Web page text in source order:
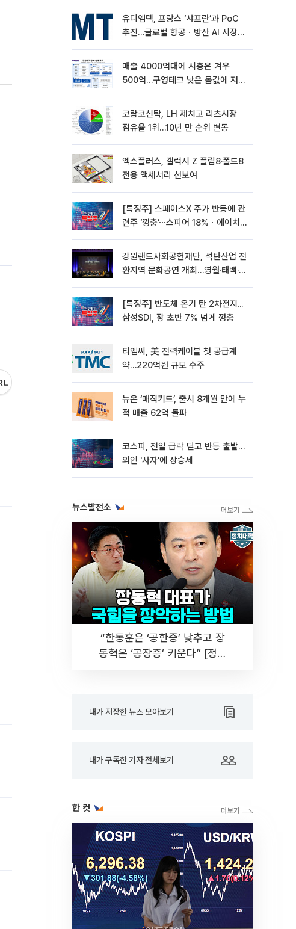
유디엠텍, 프랑스 ‘샤프란’과 PoC
추진…글로벌 항공ㆍ방산 AI 시장
매출 4000억대에 시총은 겨우
500억…구영테크 낮은 몸값에 저가
코람코신탁, LH 제치고 리츠시장
점유율 1위…10년 만 순위 변동
엑스플러스, 갤럭시 Z 플립8·폴드8
전용 액세서리 선보여
[특징주] 스페이스X 주가 반등에 관
련주 ‘껑충’⋯스피어 18%ㆍ에이치
강원랜드사회공헌재단, 석탄산업 전
환지역 문화공연 개최…영월·태백·삼
[특징주] 반도체 온기 탄 2차전지...
삼성SDI, 장 초반 7% 넘게 껑충
티엠씨, 美 전력케이블 첫 공급계
약…220억원 규모 수주
뉴온 ‘매직키드’, 출시 8개월 만에 누
적 매출 62억 돌파
코스피, 전일 급락 딛고 반등 출발…
외인 '사자'에 상승세
뉴스발전소
“한동훈은 ‘공한증’ 낮추고 장
동혁은 ‘공장증’ 키운다” [정치
내가 저장한 뉴스 모아보기
내가 구독한 기자 전체보기
한 컷